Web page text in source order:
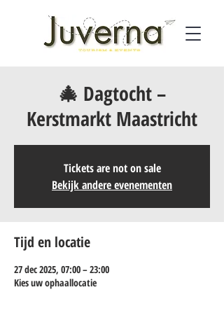
🎄 Dagtocht –
Kerstmarkt Maastricht
Tickets are not on sale
Bekijk andere evenementen
Tijd en locatie
27 dec 2025, 07:00 – 23:00
Kies uw ophaallocatie